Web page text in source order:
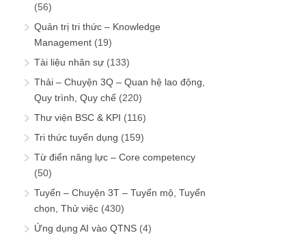
(56)
Quản trị tri thức – Knowledge
Management (19)
Tài liệu nhân sự (133)
Thải – Chuyện 3Q – Quan hệ lao động,
Quy trình, Quy chế (220)
Thư viện BSC & KPI (116)
Tri thức tuyển dụng (159)
Từ điển năng lực – Core competency
(50)
Tuyển – Chuyện 3T – Tuyển mộ, Tuyển
chọn, Thử việc (430)
Ứng dụng AI vào QTNS (4)